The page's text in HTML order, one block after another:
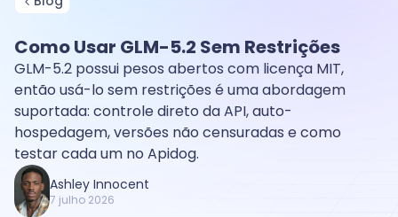
Como Usar GLM-5.2 Sem Restrições
GLM-5.2 possui pesos abertos com licença MIT,
então usá-lo sem restrições é uma abordagem
suportada: controle direto da API, auto-
hospedagem, versões não censuradas e como
testar cada um no Apidog.
Ashley Innocent
7 julho 2026